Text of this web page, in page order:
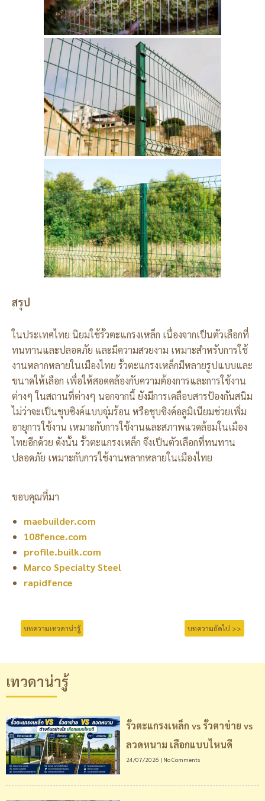
สรุป
ในประเทศไทย นิยมใช้รั้วตะแกรงเหล็ก เนื่องจากเป็นตัวเลือกที่
ทนทานและปลอดภัย และมีความสวยงาม เหมาะสำหรับการใช้
งานหลากหลายในเมืองไทย รั้วตะแกรงเหล็กมีหลายรูปแบบและ
ขนาดให้เลือก เพื่อให้สอดคล้องกับความต้องการและการใช้งาน
ต่างๆ ในสถานที่ต่างๆ นอกจากนี้ ยังมีการเคลือบสารป้องกันสนิม
ไม่ว่าจะเป็นชุบซิงค์แบบจุ่มร้อน หรือชุบซิงค์อลูมิเนียมช่วยเพิ่ม
อายุการใช้งาน เหมาะกับการใช้งานและสภาพแวดล้อมในเมือง
ไทยอีกด้วย ดังนั้น รั้วตะแกรงเหล็ก จึงเป็นตัวเลือกที่ทนทาน
ปลอดภัย เหมาะกับการใช้งานหลากหลายในเมืองไทย
ขอบคุณที่มา
maebuilder.com
108fence.com
profile.builk.com
Marco Specialty Steel
rapidfence
บทความเทวดาน่ารู้ บทความถัดไป >>
เทวดาน่ารู้
รั้วตะแกรงเหล็ก vs รั้วตาข่าย vs
ลวดหนาม เลือกแบบไหนดี
24/07/2026 No Comments